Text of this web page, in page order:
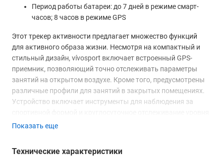
Период работы батареи: до 7 дней в режиме смарт-
часов; 8 часов в режиме GPS
Этот трекер активности предлагает множество функций
для активного образа жизни. Несмотря на компактный и
стильный дизайн, vívosport включает встроенный GPS-
приемник, позволяющий точно отслеживать параметры
занятий на открытом воздухе. Кроме того, предусмотрены
различные профили для занятий в закрытых помещениях.
Устройство включает инструменты для наблюдения за
стресса плюс удобные подключаемые функции, в том числе,
получаете полноценный комплект для слежения за
Показать еще
Технические характеристики